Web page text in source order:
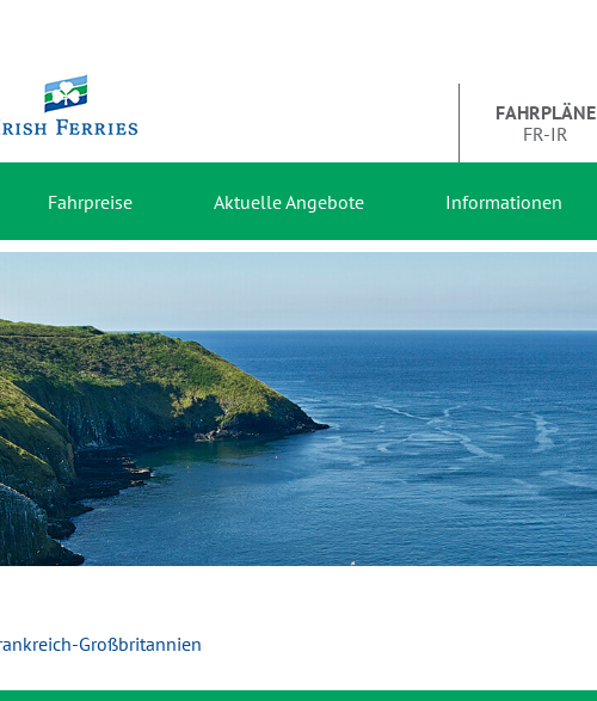
FAHRPLÄNE
FR-IR
Fahrpreise Aktuelle Angebote Informationen
Großbritannien